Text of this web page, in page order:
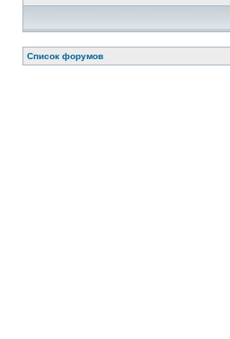
Список форумов